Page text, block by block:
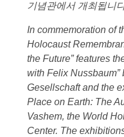
기념관에서 개최됩니
In commemoration of
Holocaust
the Future” features
with Felix
Gesellschaft and the
Place on Earth: The
Vashem, the World
Center. The